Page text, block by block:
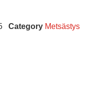
Category Metsästys